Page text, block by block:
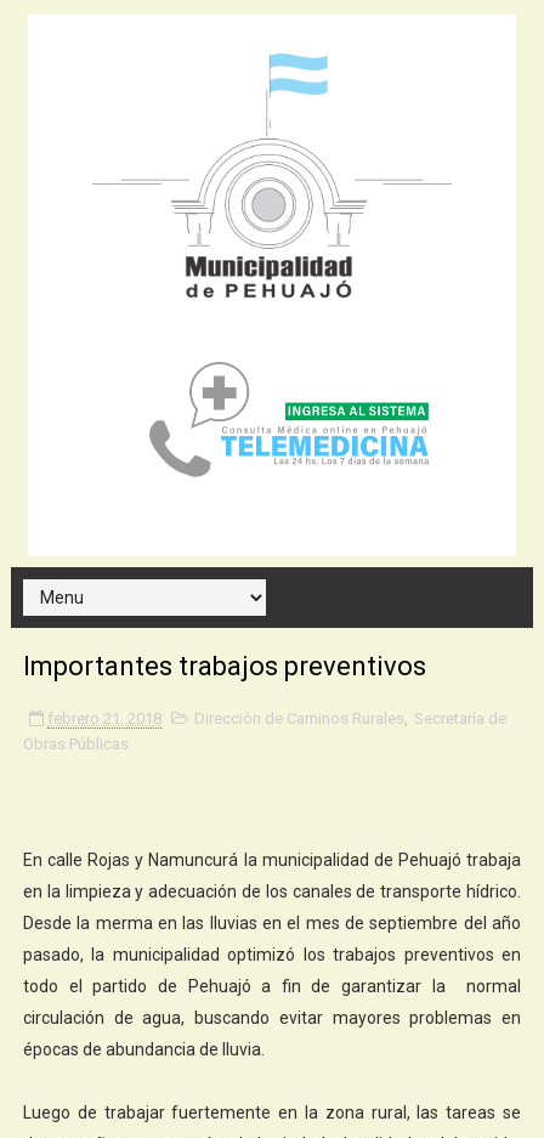
Importantes trabajos preventivos
febrero 21, 2018 Dirección de Caminos Rurales
Secretaría de
Obras Públicas
En calle Rojas y Namuncurá la municipalidad de Pehuajó trabaja
en la limpieza y adecuación de los canales de transporte hídrico.
Desde la merma en las lluvias en el mes de septiembre del año
pasado, la municipalidad optimizó los trabajos preventivos en
todo el partido de Pehuajó a fin de garantizar la normal
circulación de agua, buscando evitar mayores problemas en
épocas de abundancia de lluvia.
Luego de trabajar fuertemente en la zona rural, las tareas se